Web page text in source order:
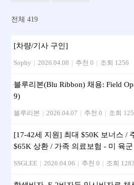
전체 419
[차량/기사 구인]
Sophy | 2026.04.08 | 추천 0 | 조회 1256
블루리본(Blu Ribbon) 채용: Field
9)
블루리본 | 2026.04.07 | 추천 0 | 조회
[17-42세 지원] 최대 $50K 보너스 /
$65K 상환 / 가족 의료보험 - 미 육군
SSGLEE | 2026.04.06 | 추천 0 | 조회 1283